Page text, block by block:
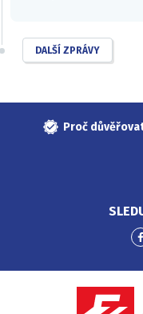
DALŠÍ ZPRÁVY
Proč